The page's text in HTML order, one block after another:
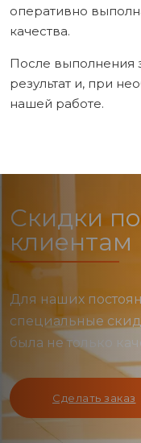
оперативно
качества.
После выполнения
результат и, при
нашей работе.
Скидки
клиентам
Для наших
специальные
была не только
Сделать заказ